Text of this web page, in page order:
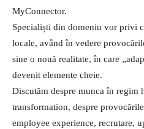
MyConnector.
Specialiști din domeniu vor privi
locale, având în vedere
sine o nouă realitate, în care
devenit elemente cheie.
Discutăm despre munca în regim
transformation, despre
employee experience, recrutare,